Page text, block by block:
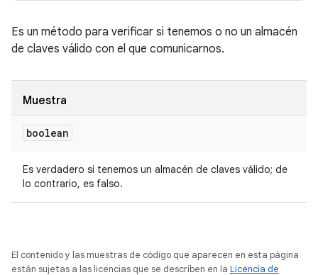
Es un método para verificar si tenemos o no un almacén
de claves válido con el que comunicarnos.
Muestra
boolean
Es verdadero si tenemos un almacén de claves válido; de
lo contrario, es falso.
El contenido y las muestras de código que aparecen en esta página
están sujetas a las licencias que se describen en la Licencia de